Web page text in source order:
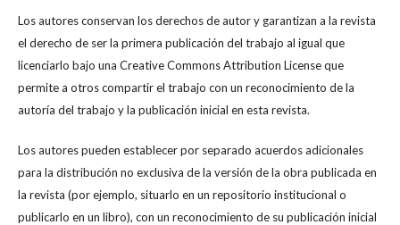
Los autores conservan los derechos de autor y garantizan a la revista
el derecho de ser la primera publicación del trabajo al igual que
licenciarlo bajo una Creative Commons Attribution License que
permite a otros compartir el trabajo con un reconocimiento de la
autoría del trabajo y la publicación inicial en esta revista.
Los autores pueden establecer por separado acuerdos adicionales
para la distribución no exclusiva de la versión de la obra publicada en
la revista (por ejemplo, situarlo en un repositorio institucional o
publicarlo en un libro), con un reconocimiento de su publicación inicial